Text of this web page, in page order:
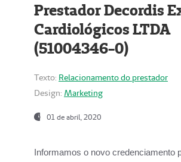
Prestador Decordis
Cardiológicos LTDA
(51004346-0)
Texto: Relacionamento do prestador
Design: Marketing
01 de abril, 2020
Informamos o novo credenciamento